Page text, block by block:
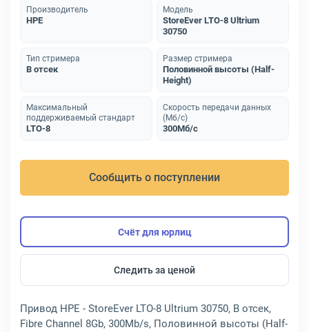
Производитель
HPE
Модель
StoreEver LTO-8 Ultrium
30750
Тип стримера
В отсек
Размер стримера
Половинной высоты (Half-
Height)
Максимальный
поддерживаемый стандарт
LTO-8
Скорость передачи данных
(Мб/с)
300Мб/с
Сообщить о поступлении
Счёт для юрлиц
Следить за ценой
Привод HPE - StoreEver LTO-8 Ultrium 30750, В отсек,
Fibre Channel 8Gb, 300Mb/s, Половинной высоты (Half-